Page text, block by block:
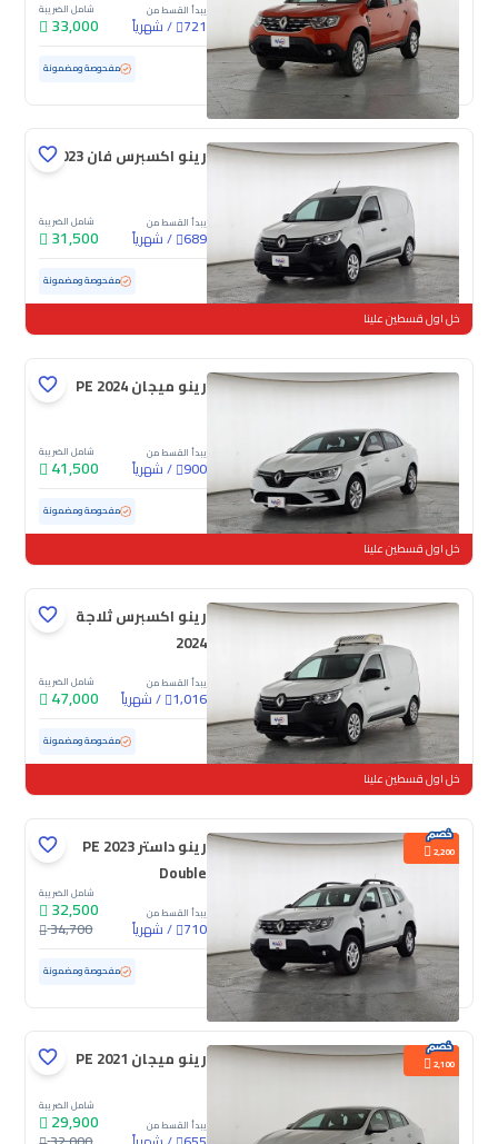
يبدأ القسط من
721
/شهرياً
شامل الضريبة
33,000
مستعملة 121,881 كم مفحوصة ومضمونة
رينو اكسبرس فان 2023
يبدأ القسط من
689
/شهرياً
شامل الضريبة
31,500
مستعملة 146,839 كم مفحوصة ومضمونة
خل اول قسطين علينا
رينو ميجان PE 2024
يبدأ القسط من
900
/شهرياً
شامل الضريبة
41,500
مستعملة 51,753 كم مفحوصة ومضمونة
خل اول قسطين علينا
رينو اكسبرس ثلاجة
2024
يبدأ القسط من
1,016
/شهرياً
شامل الضريبة
47,000
مستعملة 50,582 كم مفحوصة ومضمونة
خل اول قسطين علينا
2,200
رينو داستر PE 2023
Double
يبدأ القسط من
710
/شهرياً
شامل الضريبة
32,500
34,700
مستعملة 117,854 كم مفحوصة ومضمونة
2,100 رينو ميجان PE 2021
يبدأ القسط من
شامل الضريبة
29,900